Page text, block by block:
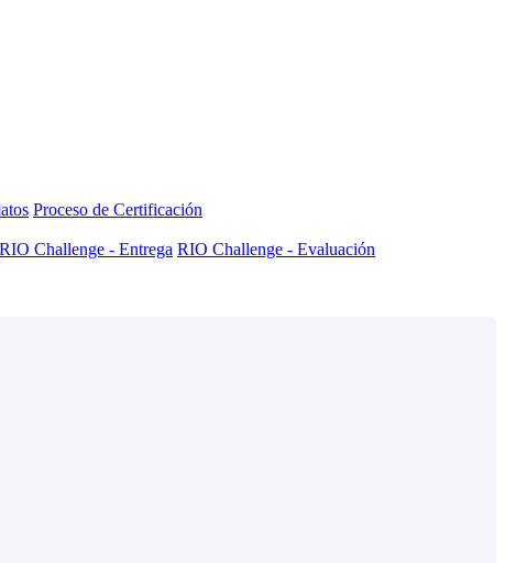
Proceso de Certificación
RIO Challenge - Entrega RIO Challenge - Evaluación